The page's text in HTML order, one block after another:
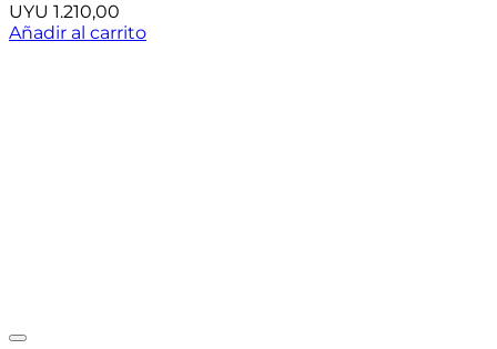
UYU 1.210,00
Añadir al carrito